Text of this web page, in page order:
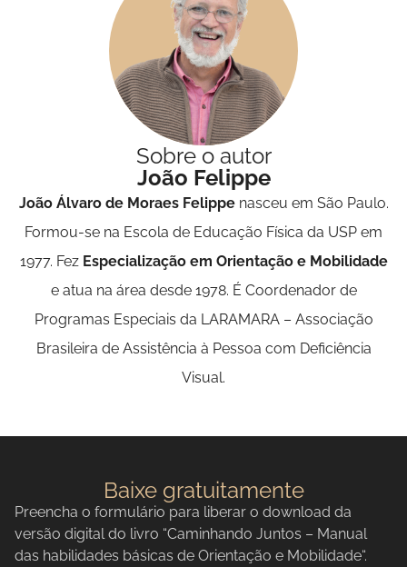
Sobre o autor
João Felippe
João Álvaro de Moraes Felippenasceu em São Paulo.
Formou-se na Escola de Educação Física da USP em
1977. Fez Especialização em Orientação e Mobilidade
e atua na área desde 1978. É Coordenador de
Programas Especiais da LARAMARA – Associação
Brasileira de Assistência à Pessoa com Deficiência
Visual.
Baixe gratuitamente
Preencha o formulário para liberar o download da
versão digital do livro “Caminhando Juntos – Manual
das habilidades básicas de Orientação e Mobilidade“.